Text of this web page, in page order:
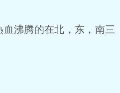
沸腾的在北，东，南三